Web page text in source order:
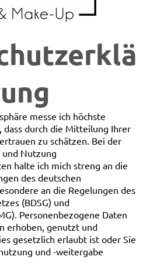
messe ich höchste
dass durch die Mitteilung Ihrer
zu schätzen. Bei der
Nutzung
halte ich mich streng an die
des deutschen
an die Regelungen des
(BDSG) und
Personenbezogene Daten
erhoben, genutzt und
gesetzlich erlaubt ist oder Sie
und -weitergabe